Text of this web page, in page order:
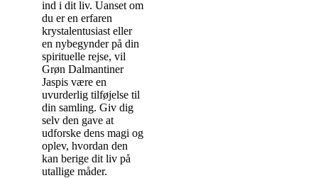
ind i dit liv. Uanset om
du er en erfaren
krystalentusiast eller
en nybegynder på din
spirituelle rejse, vil
Grøn Dalmantiner
Jaspis være en
uvurderlig tilføjelse til
din samling. Giv dig
selv den gave at
udforske dens magi og
oplev, hvordan den
kan berige dit liv på
utallige måder.